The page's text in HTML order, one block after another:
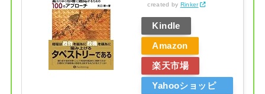
created by Rinker
Kindle
Amazon
楽天市場
Yahooショッピ